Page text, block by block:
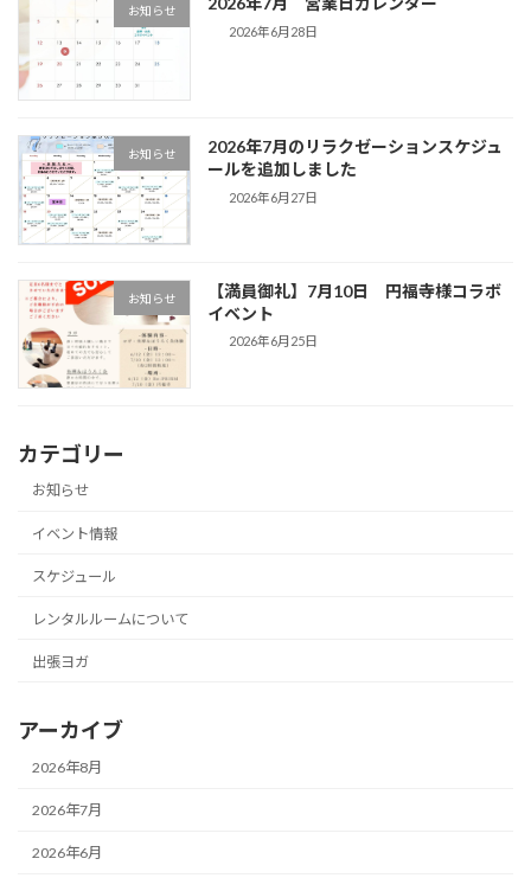
お知らせ
2026年6月28日
お知らせ
2026年7月のリラクゼーションスケジュ
ールを追加しました
2026年6月27日
お知らせ
【満員御礼】7月10日 円福寺様コラボ
イベント
2026年6月25日
カテゴリー
お知らせ
イベント情報
スケジュール
レンタルルームについて
出張ヨガ
アーカイブ
2026年8月
2026年7月
2026年6月